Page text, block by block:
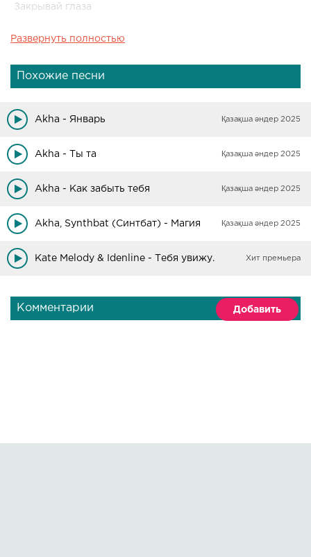
Закрывай глаза
Но я увижу тебя
Закрывай глаза
Закрывай глаза
Развернуть полностью
Похожие песни
Akha - Январь Қазақша әндер 2025
Akha - Ты та Қазақша әндер 2025
Akha - Как забыть тебя Қазақша әндер 2025
Akha, Synthbat (Синтбат) - Магия Қазақша әндер 2025
Kate Melody & Idenline - Тебя увижу. Хит премьера
Комментарии Добавить